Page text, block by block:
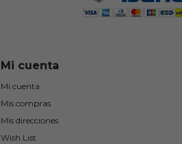
Mi cuenta
Mi cuenta
Mis compras
Mis direcciones
Wish List